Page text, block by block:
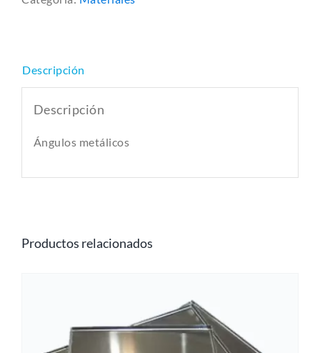
Descripción
Descripción
Ángulos metálicos
Productos relacionados